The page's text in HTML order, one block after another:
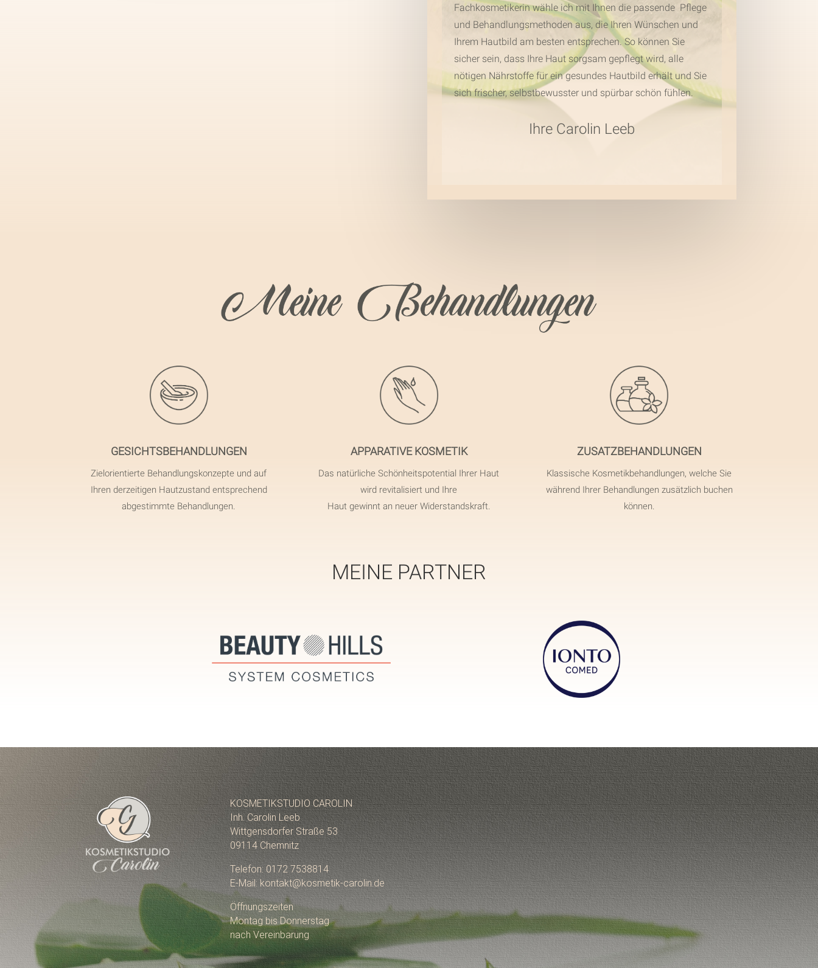
Fachkosmetikerin wähle ich mit Ihnen die passende Pflege
und Behandlungsmethoden aus, die Ihren Wünschen und
Ihrem Hautbild am besten entsprechen. So können Sie
sicher sein, dass Ihre Haut sorgsam gepflegt wird, alle
nötigen Nährstoffe für ein gesundes Hautbild erhält und Sie
sich frischer, selbstbewusster und spürbar schön fühlen.
Ihre Carolin Leeb
GESICHTSBEHANDLUNGEN
Zielorientierte Behandlungskonzepte und auf
Ihren derzeitigen Hautzustand entsprechend
abgestimmte Behandlungen.
APPARATIVE KOSMETIK
Das natürliche Schönheitspotential Ihrer Haut
wird revitalisiert und Ihre
Haut gewinnt an neuer Widerstandskraft.
ZUSATZBEHANDLUNGEN
Klassische Kosmetikbehandlungen, welche Sie
während Ihrer Behandlungen zusätzlich buchen
können.
MEINE PARTNER
KOSMETIKSTUDIO CAROLIN
Inh. Carolin Leeb
Wittgensdorfer Straße 53
09114 Chemnitz
Telefon: 0172 7538814
E-Mail: kontakt@kosmetik-carolin.de
Öffnungszeiten
Montag bis Donnerstag
nach Vereinbarung